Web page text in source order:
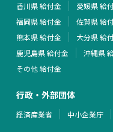
香川県 給付金
愛媛県 給
福岡県 給付金
佐賀県 給
熊本県 給付金
大分県 給
鹿児島県 給付金
沖縄県
その他 給付金
行政・外部団体
経済産業省 中小企業庁